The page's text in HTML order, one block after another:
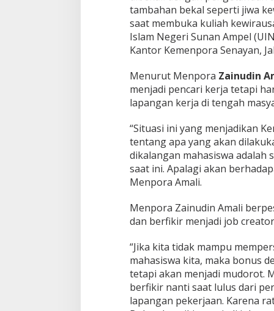
tambahan bekal seperti jiwa
saat membuka kuliah
Islam Negeri Sunan Ampel
Kantor Kemenpora Senayan,
Menurut Menpora Zainudin
menjadi pencari kerja tetapi
lapangan kerja di tengah
“Situasi ini yang menjadikan
tentang apa yang akan
dikalangan mahasiswa adalah
saat ini. Apalagi akan
Menpora Amali.
Menpora Zainudin Amali
dan berfikir menjadi job
“Jika kita tidak mampu
mahasiswa kita, maka bonus
tetapi akan menjadi mudorot.
berfikir nanti saat lulus dari
lapangan pekerjaan. Karena